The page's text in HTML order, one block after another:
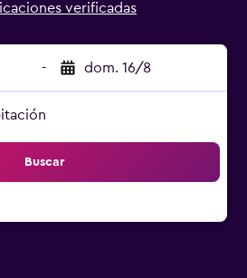
verificadas
- dom. 16/8
Buscar